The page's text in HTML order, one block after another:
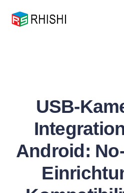
USB-
Android:
About Us
Support